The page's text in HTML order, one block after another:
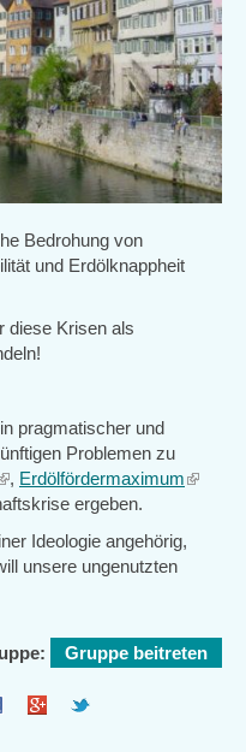
Bedrohung von
und Erdölknappheit
diese Krisen als
pragmatischer und
Problemen zu
, Erdölfördermaximum(link
ergeben.
Ideologie angehörig,
unsere ungenutzten
Gruppe beitreten